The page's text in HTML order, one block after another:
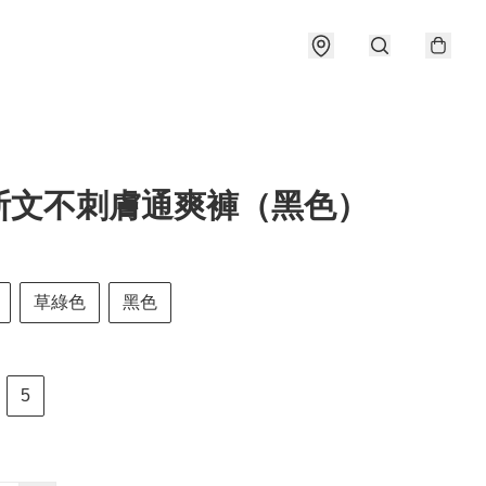
不刺膚通爽褲（黑色）
草綠色 黑色
5